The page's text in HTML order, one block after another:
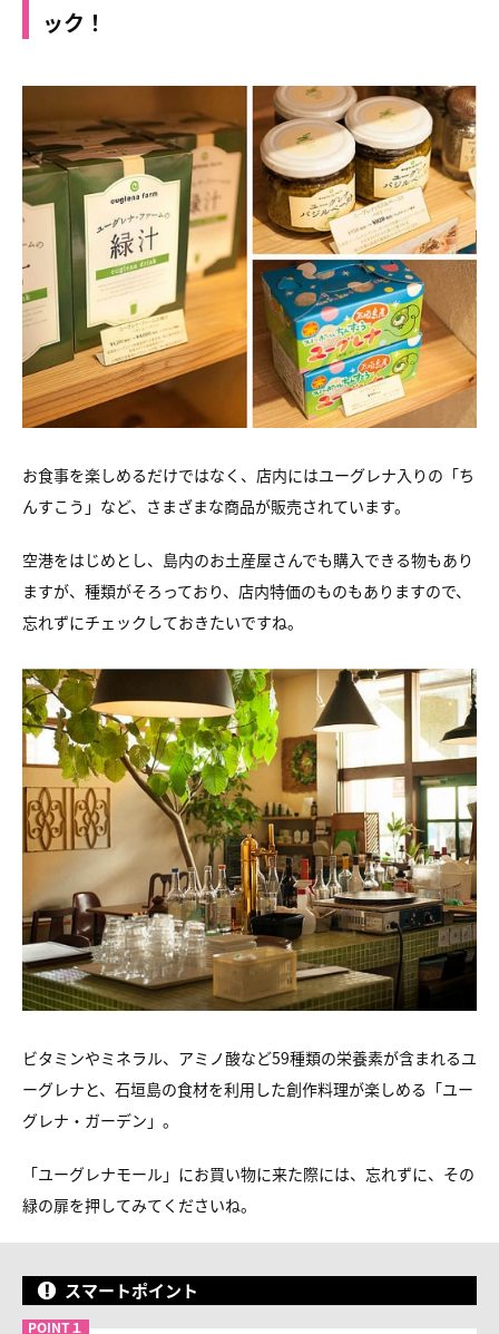
ック！
お食事を楽しめるだけではなく、 店内にはユーグレナ入りの「ち
んすこう」など、 さまざまな商品が販売されています。
空港をはじめとし、島内のお土産屋さんでも購入できる物もあり
ますが、 種類がそろっており、店内特価のものもありますので、
忘れずにチェックしておきたいですね。
ビタミンやミネラル、アミノ酸など59種類の栄養素が含まれるユ
ーグレナと、石垣島の食材を利用した創作料理が楽しめる 「ユー
グレナ・ガーデン」。
「ユーグレナモール」にお買い物に来た際には、 忘れずに、その
緑の扉を押してみてくださいね。
スマートポイント